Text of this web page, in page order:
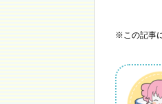
※この記事